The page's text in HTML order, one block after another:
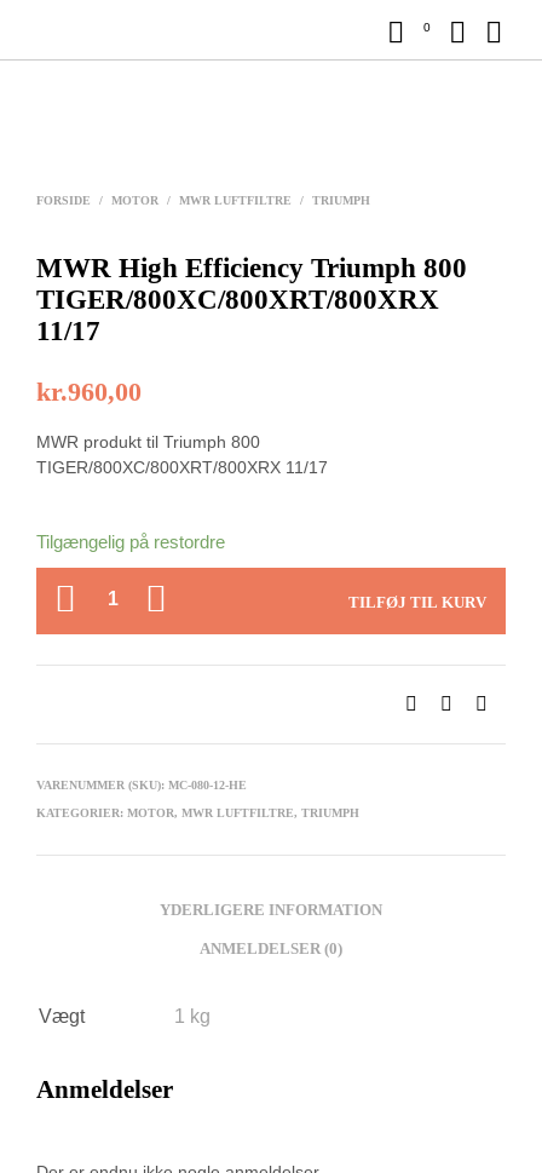
0
FORSIDE / MOTOR / MWR LUFTFILTRE / TRIUMPH
MWR High Efficiency Triumph 800
TIGER/800XC/800XRT/800XRX
11/17
kr.960,00
MWR produkt til Triumph 800
TIGER/800XC/800XRT/800XRX 11/17
Tilgængelig på restordre
ANTAL
TILFØJ TIL KURV
VARENUMMER (SKU): MC-080-12-HE
KATEGORIER: MOTOR, MWR LUFTFILTRE, TRIUMPH
YDERLIGERE INFORMATION
ANMELDELSER (0)
Vægt 1 kg
Anmeldelser